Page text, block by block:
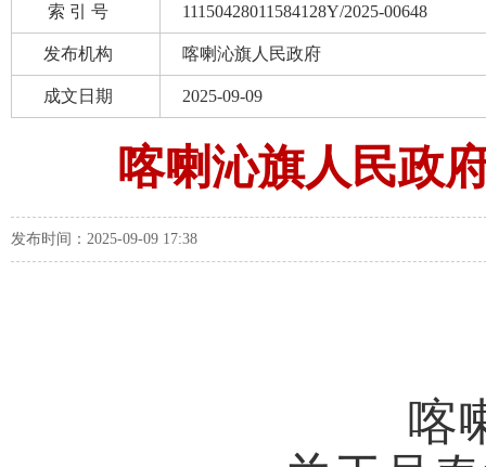
索 引 号 11150428011584128Y/2025-00648
发布机构 喀喇沁旗人民政府
成文日期 2025-09-09
喀喇沁旗人民政
发布时间：2025-09-09 17:38
喀